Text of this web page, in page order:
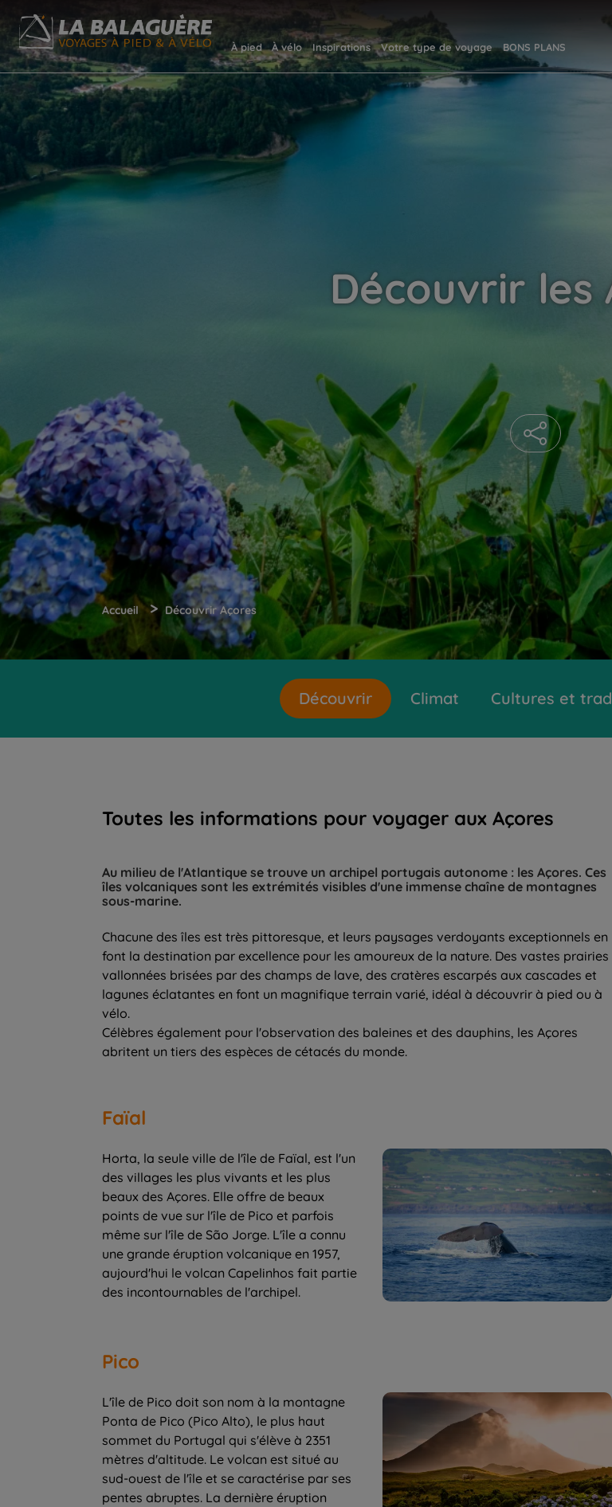
À pied À vélo Inspirations Votre type de voyage BONS PLANS
Découvrir les
Accueil > Découvrir Açores
Découvrir Climat Cultures et
Toutes les informations pour voyager aux Açores
Au milieu de l'Atlantique se trouve un archipel portugais autonome : les Açores. Ces
îles volcaniques sont les extrémités visibles d'une immense chaîne de montagnes
sous-marine.
Chacune des îles est très pittoresque, et leurs paysages verdoyants exceptionnels en
font la destination par excellence pour les amoureux de la nature. Des vastes prairies
vallonnées brisées par des champs de lave, des cratères escarpés aux cascades et
lagunes éclatantes en font un magnifique terrain varié, idéal à découvrir à pied ou à
vélo.
Célèbres également pour l'observation des baleines et des dauphins, les Açores
abritent un tiers des espèces de cétacés du monde.
Faïal
Horta, la seule ville de l'île de Faïal, est l'un
des villages les plus vivants et les plus
beaux des Açores. Elle offre de beaux
points de vue sur l'île de Pico et parfois
même sur l'île de São Jorge. L'île a connu
une grande éruption volcanique en 1957,
aujourd'hui le volcan Capelinhos fait partie
des incontournables de l'archipel.
Pico
L'île de Pico doit son nom à la montagne
Ponta de Pico (Pico Alto), le plus haut
sommet du Portugal qui s'élève à 2351
mètres d'altitude. Le volcan est situé au
sud-ouest de l'île et se caractérise par ses
pentes abruptes. La dernière éruption